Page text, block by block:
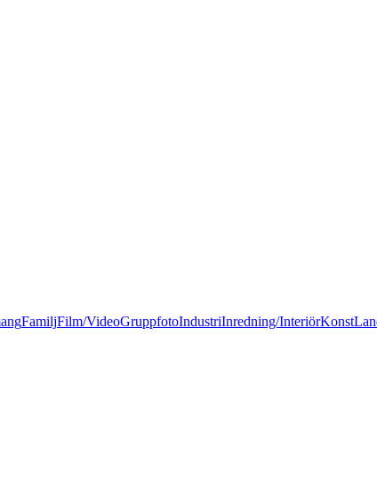
FamiljFilm/VideoGruppfotoIndustriInredning/InteriörKonst